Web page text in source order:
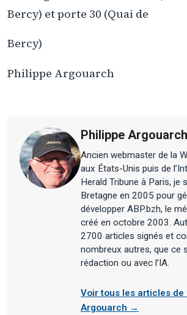
Bercy) et porte 30 (Quai de
Bercy)
Philippe Argouarch
Philippe Argouarch
Ancien webmaster de la
aux États-Unis puis de
Herald Tribune à Paris, je
Bretagne en 2005 pour
développer ABP.bzh, le
créé en octobre 2003.
2700 articles signés et
nombreux autres, que ce
rédaction ou avec l’IA.
Voir tous les articles de
Argouarch →